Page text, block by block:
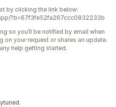
by clicking the link below:
?b=67f3fe52fa267ccc0832233b
so you’ll be notified by email when
on your request or shares an update.
help getting started.